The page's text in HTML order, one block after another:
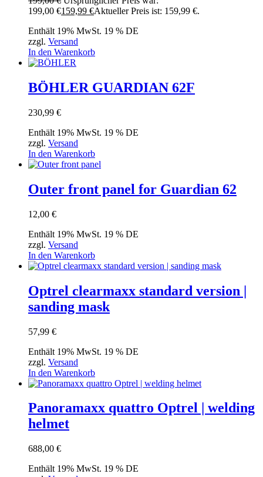
199,00 €159,99 €Aktueller Preis ist: 159,99 €.
Enthält 19% MwSt. 19 % DE
zzgl. Versand
In den Warenkorb
BÖHLER GUARDIAN 62F
230,99 €
Enthält 19% MwSt. 19 % DE
zzgl. Versand
In den Warenkorb
Outer front panel for Guardian 62
12,00 €
Enthält 19% MwSt. 19 % DE
zzgl. Versand
In den Warenkorb
Optrel clearmaxx standard version |
sanding mask
57,99 €
Enthält 19% MwSt. 19 % DE
zzgl. Versand
In den Warenkorb
Panoramaxx quattro Optrel | welding
helmet
688,00 €
Enthält 19% MwSt. 19 % DE